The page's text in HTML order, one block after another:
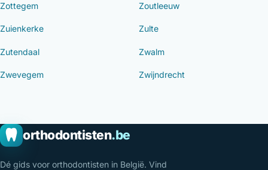
Zottegem Zoutleeuw
Zuienkerke Zulte
Zutendaal Zwalm
Zwevegem Zwijndrecht
orthodontisten.be
Dé gids voor orthodontisten in België. Vind